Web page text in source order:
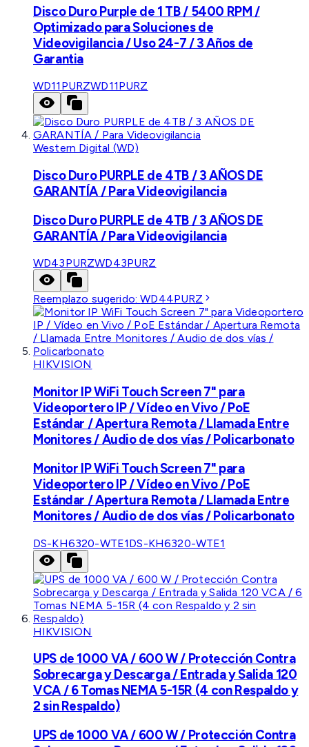
Disco Duro Purple de 1 TB / 5400 RPM /
Optimizado para Soluciones de
Videovigilancia / Uso 24-7 / 3 Años de
Garantia
WD11PURZWD11PURZ
Western Digital (WD)
Disco Duro PURPLE de 4TB / 3 AÑOS DE
GARANTÍA / Para Videovigilancia
Disco Duro PURPLE de 4TB / 3 AÑOS DE
GARANTÍA / Para Videovigilancia
WD43PURZWD43PURZ
Reemplazo sugerido:WD44PURZ
HIKVISION
Monitor IP WiFi Touch Screen 7" para
Videoportero IP / Vídeo en Vivo / PoE
Estándar / Apertura Remota / Llamada Entre
Monitores / Audio de dos vías / Policarbonato
Monitor IP WiFi Touch Screen 7" para
Videoportero IP / Vídeo en Vivo / PoE
Estándar / Apertura Remota / Llamada Entre
Monitores / Audio de dos vías / Policarbonato
DS-KH6320-WTE1DS-KH6320-WTE1
HIKVISION
UPS de 1000 VA / 600 W / Protección Contra
Sobrecarga y Descarga / Entrada y Salida 120
VCA / 6 Tomas NEMA 5-15R (4 con Respaldo y
2 sin Respaldo)
UPS de 1000 VA / 600 W / Protección Contra